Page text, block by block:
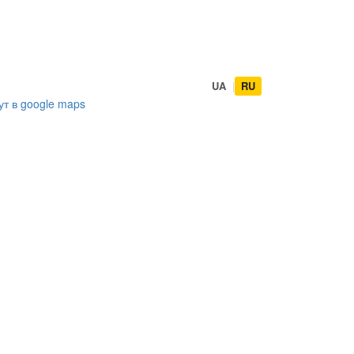
в google maps
UA | RU